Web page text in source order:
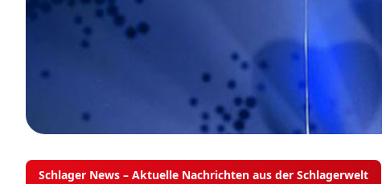
Schlager News – Aktuelle Nachrichten aus der Schlagerwelt